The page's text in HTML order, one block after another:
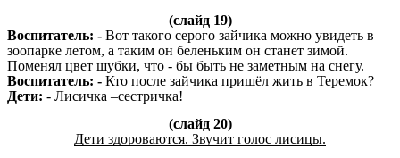
(слайд 19)
Воспитатель: - Вот такого серого зайчика можно увидеть в
зоопарке летом, а таким он беленьким он станет зимой.
Поменял цвет шубки, что - бы быть не заметным на снегу.
Воспитатель: - Кто после зайчика пришёл жить в Теремок?
Дети: - Лисичка –сестричка!
(слайд 20)
Дети здороваются. Звучит голос лисицы.